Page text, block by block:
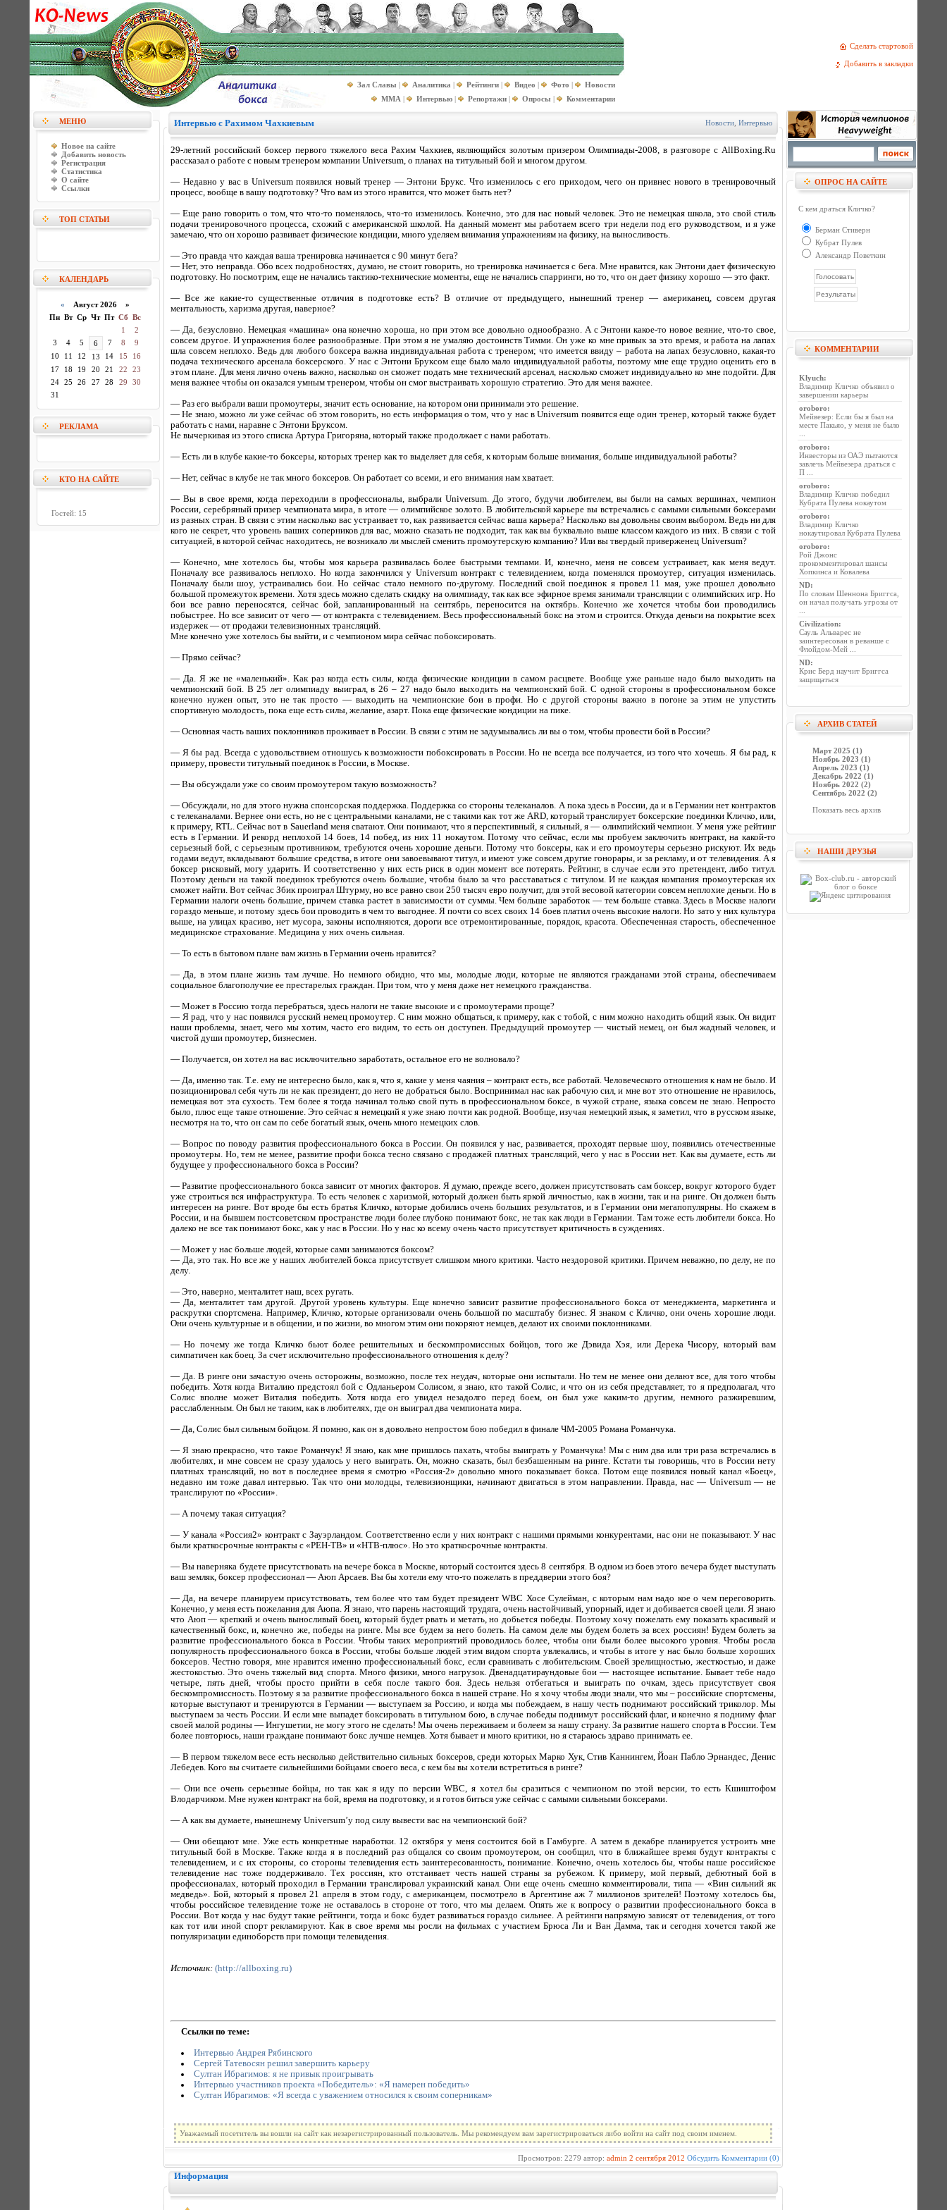
Сделать стартовой
Добавить в закладки
Зал Славы | Аналитика | Рейтинги | Видео | Фото |
Новости
MMA | Интервью | Репортажи | Опросы | Комментарии
МЕНЮ
Новое на сайте
Добавить новость
Регистрация
Статистика
О сайте
Ссылки
ТОП СТАТЬИ
КАЛЕНДАРЬ
« Август 2026 »
Пн Вт Ср Чт Пт Сб Вс
1
2
3
4 5 6 7 8
9
10
11 12 13 14 15
16
17
18 19 20 21 22
23
24
25 26 27 28 29
30
31
РЕКЛАМА
КТО НА САЙТЕ
Гостей: 15
Интервью с Рахимом Чахкиевым Новости Интервью
29-летний российский боксер первого тяжелого веса Рахим Чахкиев, являющийся золотым призером Олимпиады-2008, в разговоре с AllBoxing.Ru
рассказал о работе с новым тренером компании Universum, о планах на титульный бой и многом другом.
— Недавно у вас в Universum появился новый тренер — Энтони Брукс. Что изменилось с его приходом, чего он привнес нового в тренировочный
процесс, вообще в вашу подготовку? Что вам из этого нравится, что может быть нет?
— Еще рано говорить о том, что что-то поменялось, что-то изменилось. Конечно, это для нас новый человек. Это не немецкая школа, это свой стиль
подачи тренировочного процесса, схожий с американской школой. На данный момент мы работаем всего три недели под его руководством, и я уже
замечаю, что он хорошо развивает физические кондиции, много уделяем внимания упражнениям на физику, на выносливость.
— Это правда что каждая ваша тренировка начинается с 90 минут бега?
— Нет, это неправда. Обо всех подробностях, думаю, не стоит говорить, но тренировка начинается с бега. Мне нравится, как Энтони дает физическую
подготовку. Но посмотрим, еще не начались тактико-технические моменты, еще не начались спарринги, но то, что он дает физику хорошо — это факт.
— Все же какие-то существенные отличия в подготовке есть? В отличие от предыдущего, нынешний тренер — американец, совсем другая
ментальность, харизма другая, наверное?
— Да, безусловно. Немецкая «машина» она конечно хороша, но при этом все довольно однообразно. А с Энтони какое-то новое веяние, что-то свое,
совсем другое. И упражнения более разнообразные. При этом я не умаляю достоинств Тимми. Он уже ко мне привык за это время, и работа на лапах
шла совсем неплохо. Ведь для любого боксера важна индивидуальная работа с тренером; что имеется ввиду – работа на лапах безусловно, какая-то
подача технического арсенала боксерского. У нас с Энтони Бруксом еще было мало индивидуальной работы, поэтому мне еще трудно оценить его в
этом плане. Для меня лично очень важно, насколько он сможет подать мне технический арсенал, насколько сможет индивидуально ко мне подойти. Для
меня важнее чтобы он оказался умным тренером, чтобы он смог выстраивать хорошую стратегию. Это для меня важнее.
— Раз его выбрали ваши промоутеры, значит есть основание, на котором они принимали это решение.
— Не знаю, можно ли уже сейчас об этом говорить, но есть информация о том, что у нас в Universum появится еще один тренер, который также будет
работать с нами, наравне с Энтони Бруксом.
Не вычеркивая из этого списка Артура Григоряна, который также продолжает с нами работать.
— Есть ли в клубе какие-то боксеры, которых тренер как то выделяет для себя, к которым больше внимания, больше индивидуальной работы?
— Нет, сейчас в клубе не так много боксеров. Он работает со всеми, и его внимания нам хватает.
— Вы в свое время, когда переходили в профессионалы, выбрали Universum. До этого, будучи любителем, вы были на самых вершинах, чемпион
России, серебряный призер чемпионата мира, в итоге — олимпийское золото. В любительской карьере вы встречались с самыми сильными боксерами
из разных стран. В связи с этим насколько вас устраивает то, как развивается сейчас ваша карьера? Насколько вы довольны своим выбором. Ведь ни для
кого не секрет, что уровень ваших соперников для вас, можно сказать не подходит, так как вы буквально выше классом каждого из них. В связи с той
ситуацией, в которой сейчас находитесь, не возникало ли мыслей сменить промоутерскую компанию? Или вы твердый приверженец Universum?
— Конечно, мне хотелось бы, чтобы моя карьера развивалась более быстрыми темпами. И, конечно, меня не совсем устраивает, как меня ведут.
Поначалу все развивалось неплохо. Но когда закончился у Universum контракт с телевидением, когда поменялся промоутер, ситуация изменилась.
Поначалу были шоу, устраивались бои. Но сейчас стало немного по-другому. Последний свой поединок я провел 11 мая, уже прошел довольно
большой промежуток времени. Хотя здесь можно сделать скидку на олимпиаду, так как все эфирное время занимали трансляции с олимпийских игр. Но
бои все равно переносятся, сейчас бой, запланированный на сентябрь, переносится на октябрь. Конечно же хочется чтобы бои проводились
побыстрее. Но все зависит от чего — от контракта с телевидением. Весь профессиональный бокс на этом и строится. Откуда деньги на покрытие всех
издержек — от продажи телевизионных трансляций.
Мне конечно уже хотелось бы выйти, и с чемпионом мира сейчас побоксировать.
— Прямо сейчас?
— Да. Я же не «маленький». Как раз когда есть силы, когда физические кондиции в самом расцвете. Вообще уже раньше надо было выходить на
чемпионский бой. В 25 лет олимпиаду выиграл, в 26 – 27 надо было выходить на чемпионский бой. С одной стороны в профессиональном боксе
конечно нужен опыт, это не так просто — выходить на чемпионские бои в профи. Но с другой стороны важно в погоне за этим не упустить
спортивную молодость, пока еще есть силы, желание, азарт. Пока еще физические кондиции на пике.
— Основная часть ваших поклонников проживает в России. В связи с этим не задумывались ли вы о том, чтобы провести бой в России?
— Я бы рад. Всегда с удовольствием отношусь к возможности побоксировать в России. Но не всегда все получается, из того что хочешь. Я бы рад, к
примеру, провести титульный поединок в России, в Москве.
— Вы обсуждали уже со своим промоутером такую возможность?
— Обсуждали, но для этого нужна спонсорская поддержка. Поддержка со стороны телеканалов. А пока здесь в России, да и в Германии нет контрактов
с телеканалами. Вернее они есть, но не с центральными каналами, не с такими как тот же ARD, который транслирует боксерские поединки Кличко, или,
к примеру, RTL. Сейчас вот в Sauerland меня сватают. Они понимают, что я перспективный, я сильный, я — олимпийский чемпион. У меня уже рейтинг
есть в Германии. И рекорд неплохой 14 боев, 14 побед, из них 11 нокаутом. Потому что сейчас, если мы пробуем заключить контракт, на какой-то
серьезный бой, с серьезным противником, требуются очень хорошие деньги. Потому что боксеры, как и его промоутеры серьезно рискуют. Их ведь
годами ведут, вкладывают большие средства, в итоге они завоевывают титул, и имеют уже совсем другие гонорары, и за рекламу, и от телевидения. А я
боксер рисковый, могу ударить. И соответственно у них есть риск в один момент все потерять. Рейтинг, в случае если это претендент, либо титул.
Поэтому деньги на такой поединок требуются очень большие, чтобы было за что расставаться с титулом. И не каждая компания промоутерская их
сможет найти. Вот сейчас Збик проиграл Штурму, но все равно свои 250 тысяч евро получит, для этой весовой категории совсем неплохие деньги. Но в
Германии налоги очень большие, причем ставка растет в зависимости от суммы. Чем больше заработок — тем больше ставка. Здесь в Москве налоги
гораздо меньше, и потому здесь бои проводить в чем то выгоднее. Я почти со всех своих 14 боев платил очень высокие налоги. Но зато у них культура
выше, на улицах красиво, нет мусора, законы исполняются, дороги все отремонтированные, порядок, красота. Обеспеченная старость, обеспеченное
медицинское страхование. Медицина у них очень сильная.
— То есть в бытовом плане вам жизнь в Германии очень нравится?
— Да, в этом плане жизнь там лучше. Но немного обидно, что мы, молодые люди, которые не являются гражданами этой страны, обеспечиваем
социальное благополучие ее престарелых граждан. При том, что у меня даже нет немецкого гражданства.
— Может в Россию тогда перебраться, здесь налоги не такие высокие и с промоутерами проще?
— Я рад, что у нас появился русский немец промоутер. С ним можно общаться, к примеру, как с тобой, с ним можно находить общий язык. Он видит
наши проблемы, знает, чего мы хотим, часто его видим, то есть он доступен. Предыдущий промоутер — чистый немец, он был жадный человек, и
чистой души промоутер, бизнесмен.
— Получается, он хотел на вас исключительно заработать, остальное его не волновало?
— Да, именно так. Т.е. ему не интересно было, как я, что я, какие у меня чаяния – контракт есть, все работай. Человеческого отношения к нам не было. И
позиционировал себя чуть ли не как президент, до него не добраться было. Воспринимал нас как рабочую сил, и мне вот это отношение не нравилось,
немецкая вот эта сухость. Тем более я тогда начинал только свой путь в профессиональном боксе, в чужой стране, языка совсем не знаю. Непросто
было, плюс еще такое отношение. Это сейчас я немецкий я уже знаю почти как родной. Вообще, изучая немецкий язык, я заметил, что в русском языке,
несмотря на то, что он сам по себе богатый язык, очень много немецких слов.
— Вопрос по поводу развития профессионального бокса в России. Он появился у нас, развивается, проходят первые шоу, появились отечественные
промоутеры. Но, тем не менее, развитие профи бокса тесно связано с продажей платных трансляций, чего у нас в России нет. Как вы думаете, есть ли
будущее у профессионального бокса в России?
— Развитие профессионального бокса зависит от многих факторов. Я думаю, прежде всего, должен присутствовать сам боксер, вокруг которого будет
уже строиться вся инфраструктура. То есть человек с харизмой, который должен быть яркой личностью, как в жизни, так и на ринге. Он должен быть
интересен на ринге. Вот вроде бы есть братья Кличко, которые добились очень больших результатов, и в Германии они мегапопулярны. Но скажем в
России, и на бывшем постсоветском пространстве люди более глубоко понимают бокс, не так как люди в Германии. Там тоже есть любители бокса. Но
далеко не все так понимают бокс, как у нас в России. Но у нас ко всему очень часто присутствует критичность в суждениях.
— Может у нас больше людей, которые сами занимаются боксом?
— Да, это так. Но все же у наших любителей бокса присутствует слишком много критики. Часто нездоровой критики. Причем неважно, по делу, не по
делу.
— Это, наверно, менталитет наш, всех ругать.
— Да, менталитет там другой. Другой уровень культуры. Еще конечно зависит развитие профессионального бокса от менеджмента, маркетинга и
раскрутки спортсмена. Например, Кличко, которые организовали очень большой по масштабу бизнес. Я знаком с Кличко, они очень хорошие люди.
Они очень культурные и в общении, и по жизни, во многом этим они покоряют немцев, делают их своими поклонниками.
— Но почему же тогда Кличко бьют более решительных и бескомпромиссных бойцов, того же Дэвида Хэя, или Дерека Чисору, который вам
симпатичен как боец. За счет исключительно профессионального отношения к делу?
— Да. В ринге они зачастую очень осторожны, возможно, после тех неудач, которые они испытали. Но тем не менее они делают все, для того чтобы
победить. Хотя когда Виталию предстоял бой с Одланьером Солисом, я знаю, кто такой Солис, и что он из себя представляет, то я предполагал, что
Солис вполне может Виталия победить. Хотя когда его увидел незадолго перед боем, он был уже каким-то другим, немного разжиревшим,
расслабленным. Он был не таким, как в любителях, где он выиграл два чемпионата мира.
— Да, Солис был сильным бойцом. Я помню, как он в довольно непростом бою победил в финале ЧМ-2005 Романа Романчука.
— Я знаю прекрасно, что такое Романчук! Я знаю, как мне пришлось пахать, чтобы выиграть у Романчука! Мы с ним два или три раза встречались в
любителях, и мне совсем не сразу удалось у него выиграть. Он, можно сказать, был безбашенным на ринге. Кстати ты говоришь, что в России нету
платных трансляций, но вот в последнее время я смотрю «Россия-2» довольно много показывает бокса. Потом еще появился новый канал «Боец»,
недавно им тоже давал интервью. Так что они молодцы, телевизионщики, начинают двигаться в этом направлении. Правда, нас — Universum — не
транслируют по «России».
— А почему такая ситуация?
— У канала «Россия2» контракт с Зауэрландом. Соответственно если у них контракт с нашими прямыми конкурентами, нас они не показывают. У нас
были краткосрочные контракты с «РЕН-ТВ» и «НТВ-плюс». Но это краткосрочные контракты.
— Вы наверняка будете присутствовать на вечере бокса в Москве, который состоится здесь 8 сентября. В одном из боев этого вечера будет выступать
ваш земляк, боксер профессионал — Аюп Арсаев. Вы бы хотели ему что-то пожелать в преддверии этого боя?
— Да, на вечере планируем присутствовать, тем более что там будет президент WBC Хосе Сулейман, с которым нам надо кое о чем переговорить.
Конечно, у меня есть пожелания для Аюпа. Я знаю, что парень настоящий трудяга, очень настойчивый, упорный, идет и добивается своей цели. Я знаю
что Аюп — крепкий и очень выносливый боец, который будет рвать и метать, но добьется победы. Поэтому хочу пожелать ему показать красивый и
качественный бокс, и, конечно же, победы на ринге. Мы все будем за него болеть. На самом деле мы будем болеть за всех россиян! Будем болеть за
развитие профессионального бокса в России. Чтобы таких мероприятий проводилось более, чтобы они были более высокого уровня. Чтобы росла
популярность профессионального бокса в России, чтобы больше людей этим видом спорта увлекались, и чтобы в итоге у нас было больше хороших
боксеров. Честно говоря, мне нравится именно профессиональный бокс, если сравнивать с любительским. Своей зрелищностью, жесткостью, и даже
жестокостью. Это очень тяжелый вид спорта. Много физики, много нагрузок. Двенадцатираундовые бои — настоящее испытание. Бывает тебе надо
четыре, пять дней, чтобы просто прийти в себя после такого боя. Здесь нельзя отбегаться и выиграть по очкам, здесь присутствует своя
бескомпромиссность. Поэтому я за развитие профессионального бокса в нашей стране. Но я хочу чтобы люди знали, что мы – российские спортсмены,
которые выступают и тренируются в Германии — выступаем за Россию, и когда мы побеждаем, в нашу честь поднимают российский триколор. Мы
выступаем за честь России. И если мне выпадет боксировать в титульном бою, в случае победы поднимут российский флаг, и конечно я подниму флаг
своей малой родины — Ингушетии, не могу этого не сделать! Мы очень переживаем и болеем за нашу страну. За развитие нашего спорта в России. Тем
более повторюсь, наши граждане понимают бокс лучше немцев. Хотя бывает и много критики, но я стараюсь здраво принимать ее.
— В первом тяжелом весе есть несколько действительно сильных боксеров, среди которых Марко Хук, Стив Каннингем, Йоан Пабло Эрнандес, Денис
Лебедев. Кого вы считаете сильнейшими бойцами своего веса, с кем бы вы хотели встретиться в ринге?
— Они все очень серьезные бойцы, но так как я иду по версии WBC, я хотел бы сразиться с чемпионом по этой версии, то есть Кшиштофом
Влодарчиком. Мне нужен контракт на бой, время на подготовку, и я готов биться уже сейчас с самыми сильными боксерами.
— А как вы думаете, нынешнему Universum’у под силу вывести вас на чемпионский бой?
— Они обещают мне. Уже есть конкретные наработки. 12 октября у меня состоится бой в Гамбурге. А затем в декабре планируется устроить мне
титульный бой в Москве. Также когда я в последний раз общался со своим промоутером, он сообщил, что в ближайшее время будут контракты с
телевидением, и с их стороны, со стороны телевидения есть заинтересованность, понимание. Конечно, очень хотелось бы, чтобы наше российское
телевидение нас тоже поддерживало. Тех россиян, кто отстаивает честь нашей страны за рубежом. К примеру, мой первый, дебютный бой в
профессионалах, который проходил в Германии транслировал украинский канал. Они еще очень смешно комментировали, типа — «Вин сильний як
медведь». Бой, который я провел 21 апреля в этом году, с американцем, посмотрело в Аргентине аж 7 миллионов зрителей! Поэтому хотелось бы,
чтобы российское телевидение тоже не оставалось в стороне от того, что мы делаем. Опять же к вопросу о развитии профессионального бокса в
России. Вот когда у нас будут такие рейтинги, тогда и бокс будет развиваться гораздо сильнее. А рейтинги напрямую зависят от телевидения, от того
как тот или иной спорт рекламируют. Как в свое время мы росли на фильмах с участием Брюса Ли и Ван Дамма, так и сегодня хочется такой же
популяризации единоборств при помощи телевидения.
Источник: (http://allboxing.ru)
Ссылки по теме:
Интервью Андрея Рябинского
Сергей Татевосян решил завершить карьеру
Султан Ибрагимов: я не привык проигрывать
Интервью участников проекта «Победитель»: «Я намерен победить»
Султан Ибрагимов: «Я всегда с уважением относился к своим соперникам»
Уважаемый посетитель вы вошли на сайт как незарегистрированный пользователь. Мы рекомендуем вам зарегистрироваться либо войти на сайт под своим именем.
Просмотров: 2279 автор: admin 2 сентября 2012 Обсудить Комментарии (0)
Информация
ОПРОС НА САЙТЕ
С кем драться Кличко?
Берман Стиверн
Кубрат Пулев
Александр Поветкин
КОММЕНТАРИИ
Klyuch:
Владимир Кличко объявил о
завершении карьеры
oroboro:
Мейвезер: Если бы я был на
месте Пакьяо, у меня не было
oroboro:
Инвесторы из ОАЭ пытаются
завлечь Мейвезера драться с
П ...
oroboro:
Владимир Кличко победил
Кубрата Пулева нокаутом
oroboro:
Владимир Кличко
нокаутировал Кубрата Пулева
oroboro:
Рой Джонс
прокомментировал шансы
Хопкинса и Ковалева
ND:
По словам Шеннона Бриггса,
он начал получать угрозы от
Civilization:
Сауль Альварес не
заинтересован в реванше с
Флойдом-Мей ...
ND:
Крис Берд научит Бриггса
защищаться
АРХИВ СТАТЕЙ
Март 2025 (1)
Ноябрь 2023 (1)
Апрель 2023 (1)
Декабрь 2022 (1)
Ноябрь 2022 (2)
Сентябрь 2022 (2)
Показать весь архив
НАШИ ДРУЗЬЯ